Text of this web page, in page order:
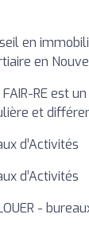
en
en
RE est
et
d’Activités
d’Activités
-